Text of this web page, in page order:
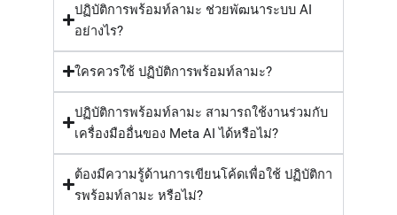
ปฏิบัติการพร้อมท์ลามะ ช่วยพัฒนาระบบ AI
อย่างไร?
ใครควรใช้ ปฏิบัติการพร้อมท์ลามะ?
ปฏิบัติการพร้อมท์ลามะ สามารถใช้งานร่วมกับ
เครื่องมืออื่นของ Meta AI ได้หรือไม่?
ต้องมีความรู้ด้านการเขียนโค้ดเพื่อใช้ ปฏิบัติกา
รพร้อมท์ลามะ หรือไม่?